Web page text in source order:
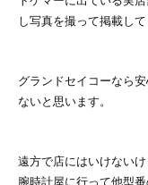
し写真を撮って掲載し
グランドセイコーなら
ないと思います。
遠方で店にはいけない
腕時計屋に行って他型